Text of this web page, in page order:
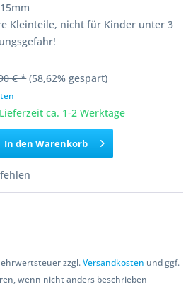
Kleinteile, nicht für Kinder unter 3
€ * (58,62% gespart)
ca. 1-2 Werktage
In den Warenkorb
zzgl.Versandkosten und ggf.
wenn nicht anders beschrieben